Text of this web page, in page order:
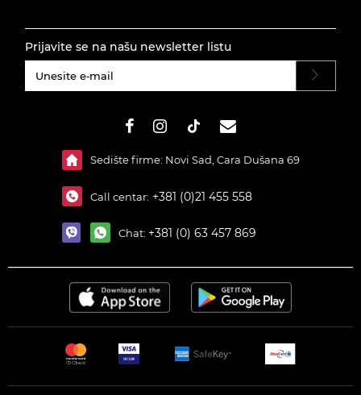
Prijavite se na našu newsletter listu
Sedište firme: Novi Sad, Cara Dušana 69
Call centar: +381 (0)21 455 558
Chat: +381 (0) 63 457 869